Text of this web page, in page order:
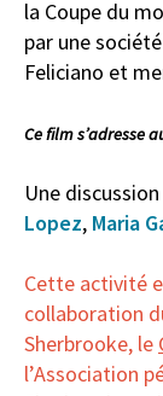
la Coupe du
par une
Feliciano et
Ce film s’adresse
Une
Lopez, Maria
Cette activité
collaboration
Sherbrooke, le
l’Association